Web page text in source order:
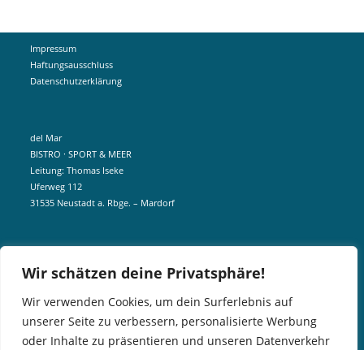
Wir schätzen deine Privatsphäre!
Wir verwenden Cookies, um dein Surferlebnis auf
unserer Seite zu verbessern, personalisierte Werbung
oder Inhalte zu präsentieren und unseren Datenverkehr
Impressum
Haftungsausschluss
Datenschutzerklärung
del Mar
BISTRO · SPORT & MEER
Leitung: Thomas Iseke
Uferweg 112
31535 Neustadt a. Rbge. – Mardorf
info@delmar-mardorf.de